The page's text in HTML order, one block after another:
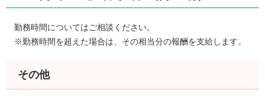
勤務時間についてはご相談ください。
※勤務時間を超えた場合は、その相当分の報酬を支給します。
その他